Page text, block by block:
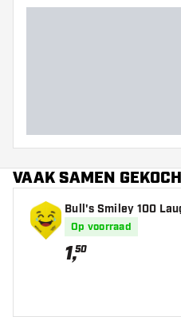
VAAK SAMEN
Bull's Smiley 100
Dart Flights
Op voorraad
1,50